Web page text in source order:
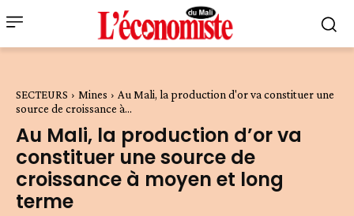
SECTEURS Mines
Au Mali, la production d'or va constituer une
source de croissance à...
Au Mali, la production d’or va
constituer une source de
croissance à moyen et long
terme